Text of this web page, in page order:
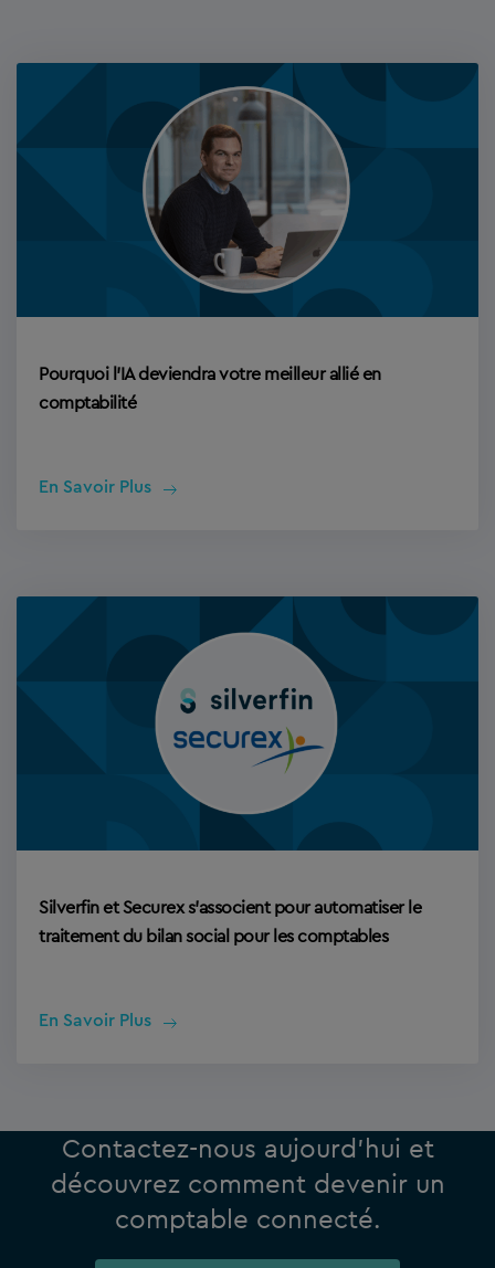
Pourquoi l’IA deviendra votre meilleur allié en
comptabilité
En Savoir Plus
Silverfin et Securex s’associent pour automatiser le
traitement du bilan social pour les comptables
En Savoir Plus
Contactez-nous aujourd’hui et
découvrez comment devenir un
comptable connecté.